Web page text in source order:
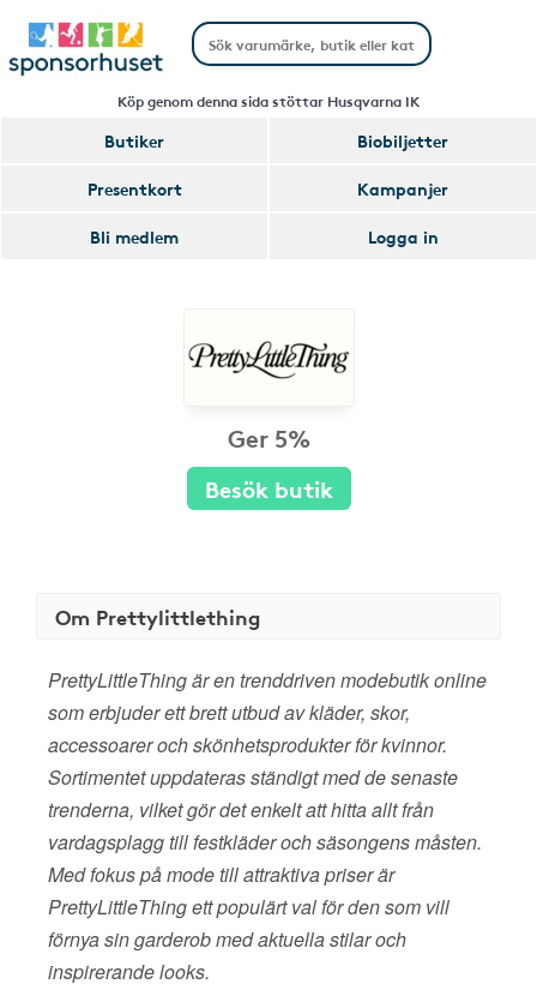
Köp genom denna sida stöttar Husqvarna IK
Butiker
Biobiljetter
Presentkort
Kampanjer
Bli medlem
Logga in
Ger 5%
Besök butik
Om Prettylittlething
PrettyLittleThing är en trenddriven modebutik online
som erbjuder ett brett utbud av kläder, skor,
accessoarer och skönhetsprodukter för kvinnor.
Sortimentet uppdateras ständigt med de senaste
trenderna, vilket gör det enkelt att hitta allt från
vardagsplagg till festkläder och säsongens måsten.
Med fokus på mode till attraktiva priser är
PrettyLittleThing ett populärt val för den som vill
förnya sin garderob med aktuella stilar och
inspirerande looks.